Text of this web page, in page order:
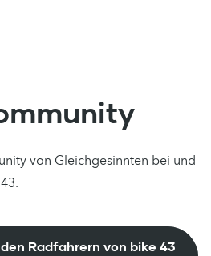
von Gleichgesinnten bei und
Radfahrern von bike 43